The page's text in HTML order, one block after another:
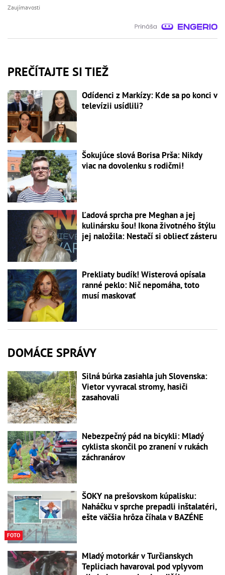
Zaujímavosti
PREČÍTAJTE SI TIEŽ
Odídenci z Markízy: Kde sa po konci v
televízii usídlili?
Šokujúce slová Borisa Prša: Nikdy
viac na dovolenku s rodičmi!
Ľadová sprcha pre Meghan a jej
kulinársku šou! Ikona životného štýlu
jej naložila: Nestačí si obliecť zásteru
Prekliaty budík! Wisterová opísala
ranné peklo: Nič nepomáha, toto
musí maskovať
DOMÁCE SPRÁVY
Silná búrka zasiahla juh Slovenska:
Vietor vyvracal stromy, hasiči
zasahovali
Nebezpečný pád na bicykli: Mladý
cyklista skončil po zranení v rukách
záchranárov
FOTO
ŠOKY na prešovskom kúpalisku:
Naháčku v sprche prepadli inštalatéri,
ešte väčšia hrôza číhala v BAZÉNE
Mladý motorkár v Turčianskych
Tepliciach havaroval pod vplyvom